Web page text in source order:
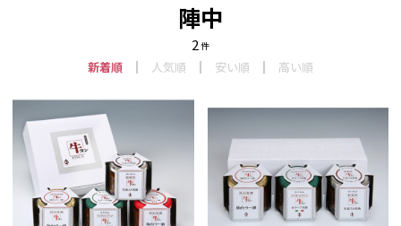
陣中
2件
新着順 人気順 安い順 高い順